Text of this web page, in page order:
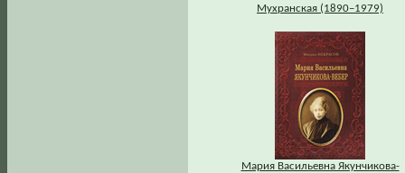
Мухранская (1890–1979)
Мария Васильевна Якунчикова-